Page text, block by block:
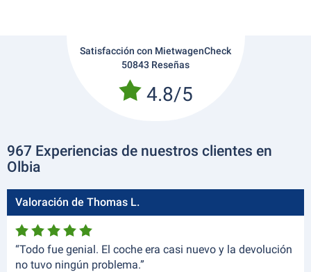
Satisfacción con MietwagenCheck
50843 Reseñas
4.8/5
967 Experiencias de nuestros clientes en
Olbia
Valoración de Thomas L.
“Todo fue genial. El coche era casi nuevo y la devolución
no tuvo ningún problema.”